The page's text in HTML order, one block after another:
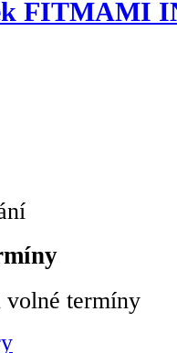
FITMAMI
volné termíny